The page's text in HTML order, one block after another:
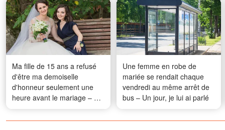
Ma fille de 15 ans a refusé
d'être ma demoiselle
d'honneur seulement une
heure avant le mariage – La
raison m'a poussée à
appeler la police
Une femme en robe de
mariée se rendait chaque
vendredi au même arrêt de
bus – Un jour, je lui ai parlé